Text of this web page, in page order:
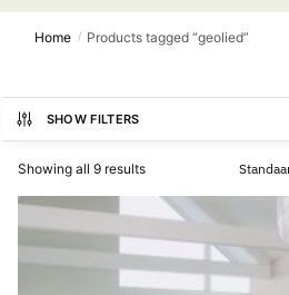
Home / Products tagged “geolied”
SHOW FILTERS
Showing all 9 results